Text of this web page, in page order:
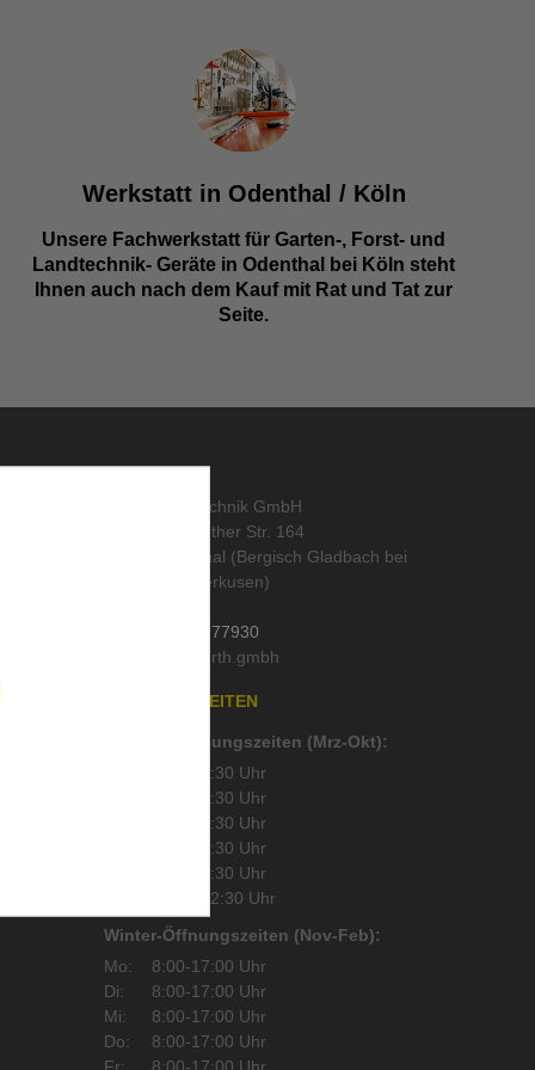
Werkstatt in Odenthal / Köln
Unsere Fachwerkstatt für Garten-, Forst- und
Landtechnik- Geräte in Odenthal bei Köln steht
Ihnen auch nach dem Kauf mit Rat und Tat zur
Seite.
ORTH Landtechnik GmbH
Alte Wipperfürther Str. 164
51519 Odenthal (Bergisch Gladbach bei
Köln und Leverkusen)
02202 / 977930
ÖFFNUNGSZEITEN
Sommer-Öffnungszeiten (Mrz-Okt):
8:00-17:30 Uhr
8:00-17:30 Uhr
8:00-17:30 Uhr
8:00-17:30 Uhr
8:00-17:30 Uhr
08:30-12:30 Uhr
Winter-Öffnungszeiten (Nov-Feb):
Mo:
8:00-17:00 Uhr
Di:
8:00-17:00 Uhr
Mi:
8:00-17:00 Uhr
Do:
8:00-17:00 Uhr